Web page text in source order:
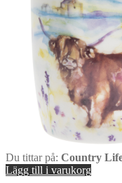
Du tittar på: Country
Lägg till i varukorg